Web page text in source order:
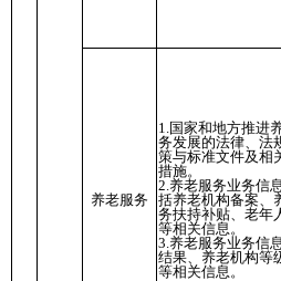
养老服务
1.国家和地方推进
务发展的法律、法
策与标准文件及相
措施。
2.养老服务业务信
括养老机构备案、
务扶持补贴、老年
等相关信息。
3.养老服务业务信
结果、养老机构等
等相关信息。